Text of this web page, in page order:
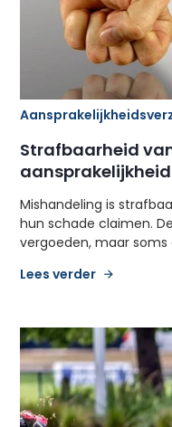
Strafbaarheid
Mishandeling is
hun schade claimen.
vergoeden, maar
Lees verder